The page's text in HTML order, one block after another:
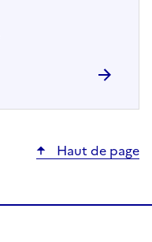
Haut de page